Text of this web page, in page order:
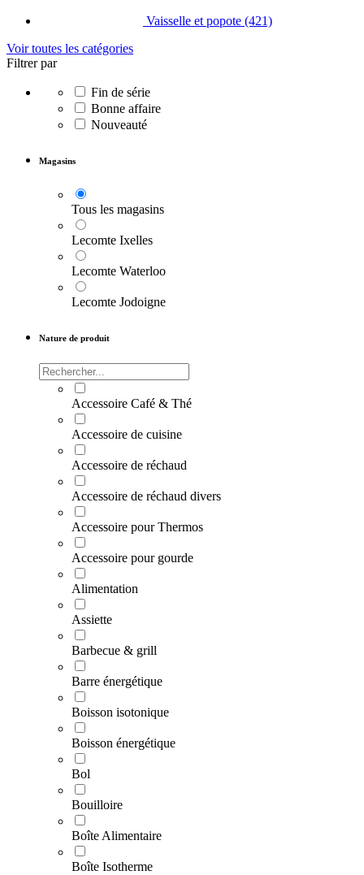
Vaisselle et popote (421)
Voir toutes les catégories
Filtrer par
Fin de série
Bonne affaire
Nouveauté
Magasins
Tous les magasins
Lecomte Ixelles
Lecomte Waterloo
Lecomte Jodoigne
Nature de produit
Accessoire Café & Thé
Accessoire de cuisine
Accessoire de réchaud
Accessoire de réchaud divers
Accessoire pour Thermos
Accessoire pour gourde
Alimentation
Assiette
Barbecue & grill
Barre énergétique
Boisson isotonique
Boisson énergétique
Bol
Bouilloire
Boîte Alimentaire
Boîte Isotherme